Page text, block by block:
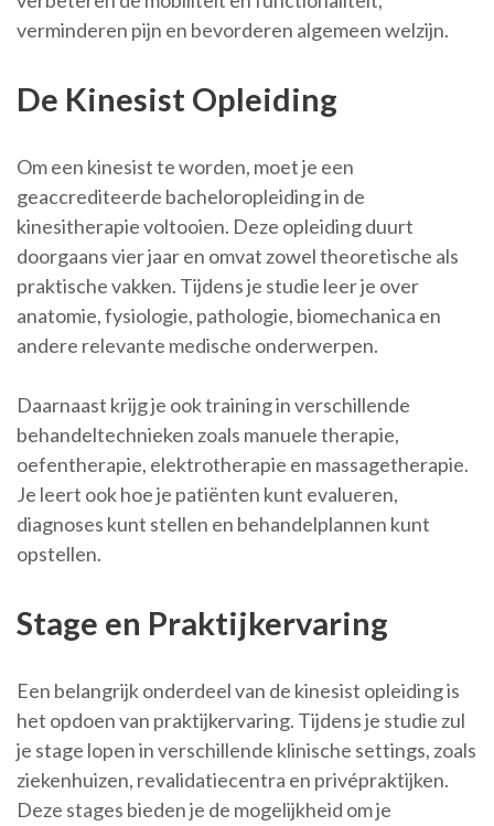
verminderen pijn en bevorderen algemeen welzijn.
De Kinesist Opleiding
Om een kinesist te worden, moet je een
geaccrediteerde bacheloropleiding in de
kinesitherapie voltooien. Deze opleiding duurt
doorgaans vier jaar en omvat zowel theoretische als
praktische vakken. Tijdens je studie leer je over
anatomie, fysiologie, pathologie, biomechanica en
andere relevante medische onderwerpen.
Daarnaast krijg je ook training in verschillende
behandeltechnieken zoals manuele therapie,
oefentherapie, elektrotherapie en massagetherapie.
Je leert ook hoe je patiënten kunt evalueren,
diagnoses kunt stellen en behandelplannen kunt
opstellen.
Stage en Praktijkervaring
Een belangrijk onderdeel van de kinesist opleiding is
het opdoen van praktijkervaring. Tijdens je studie zul
je stage lopen in verschillende klinische settings, zoals
ziekenhuizen, revalidatiecentra en privépraktijken.
Deze stages bieden je de mogelijkheid om je